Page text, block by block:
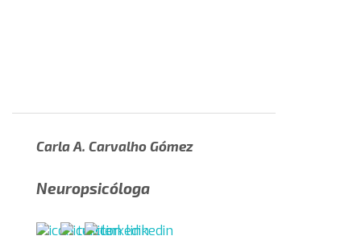
Carla A. Carvalho Gómez
Neuropsicóloga